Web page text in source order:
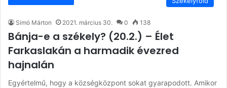
Simó Márton 2021. március 30. 0 138
Bánja-e a székely? (20.2.) – Élet
Farkaslakán a harmadik évezred
hajnalán
Egyértelmű, hogy a községközpont sokat gyarapodott. Amikor